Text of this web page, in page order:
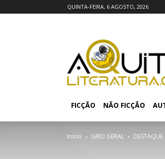
QUINTA-FEIRA, 6 AGOSTO, 2026
FICÇÃO NÃO FICÇÃO
Início GIRO GERAL DESTAQUE